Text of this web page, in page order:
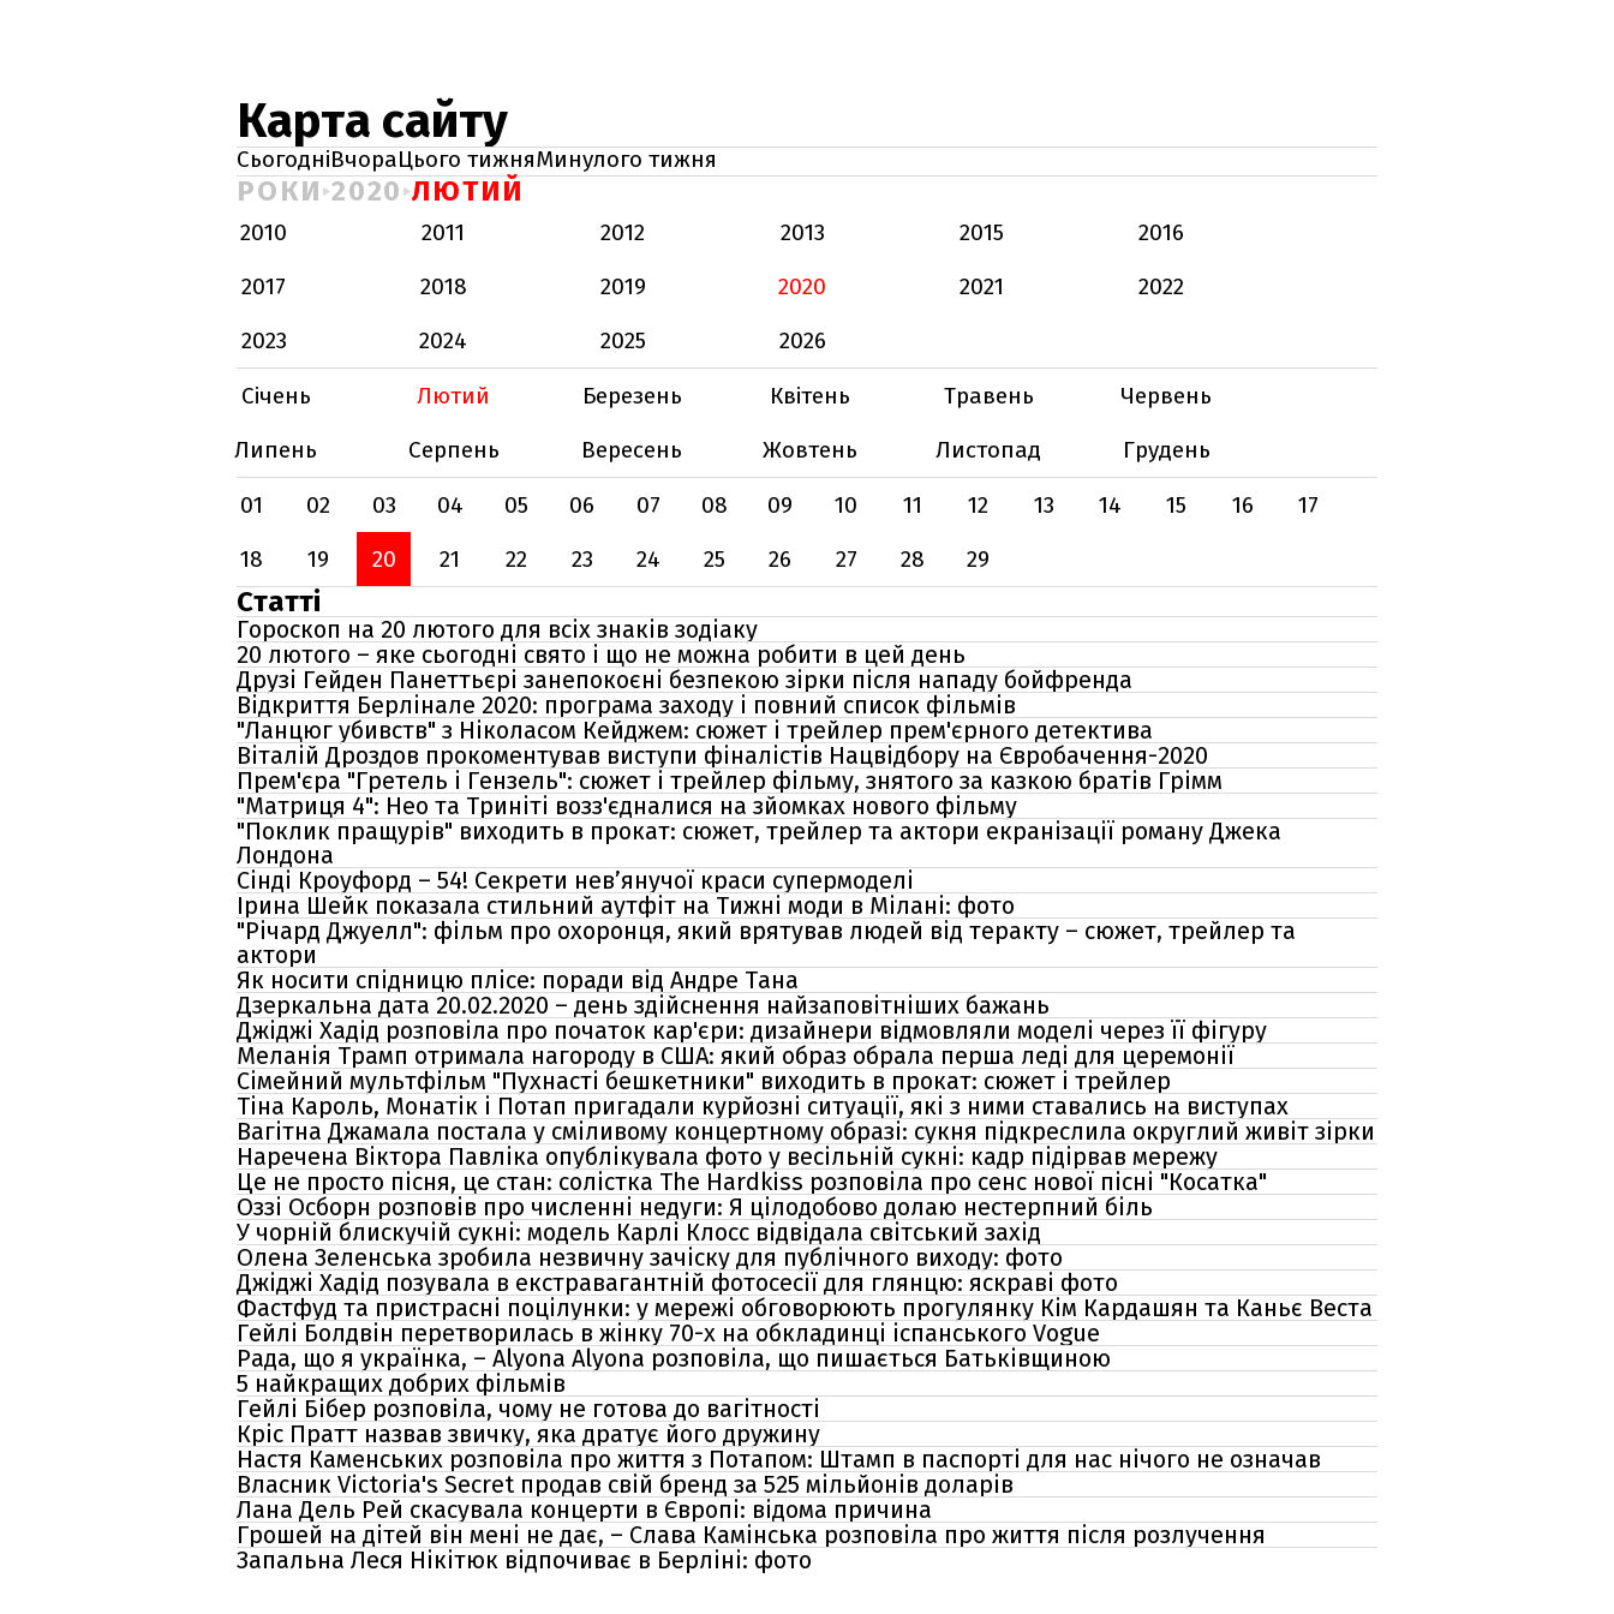
Карта сайту
СьогодніВчораЦього тижняМинулого тижня
РОКИ 2020 ЛЮТИЙ
2010 2011 2012 2013 2015
2016
2017
2018 2019 2020 2021
2022
2023
2024 2025
2026
Січень
Лютий Березень Квітень Травень
Червень
Липень
Серпень Вересень Жовтень Листопад
Грудень
01
02 03 04 05 06 07 08 09 10 11 12 13 14 15 16
17
18
19 20 21 22 23 24 25 26 27 28 29
Статті
Гороскоп на 20 лютого для всіх знаків зодіаку
20 лютого – яке сьогодні свято і що не можна робити в цей день
Друзі Гейден Панеттьєрі занепокоєні безпекою зірки після нападу бойфренда
Відкриття Берлінале 2020: програма заходу і повний список фільмів
"Ланцюг убивств" з Ніколасом Кейджем: сюжет і трейлер прем'єрного детектива
Віталій Дроздов прокоментував виступи фіналістів Нацвідбору на Євробачення-2020
Прем'єра "Гретель і Гензель": сюжет і трейлер фільму, знятого за казкою братів Грімм
"Матриця 4": Нео та Триніті возз'єдналися на зйомках нового фільму
"Поклик пращурів" виходить в прокат: сюжет, трейлер та актори екранізації роману Джека
Лондона
Сінді Кроуфорд – 54! Секрети нев’янучої краси супермоделі
Ірина Шейк показала стильний аутфіт на Тижні моди в Мілані: фото
"Річард Джуелл": фільм про охоронця, який врятував людей від теракту – сюжет, трейлер та
актори
Як носити спідницю плісе: поради від Андре Тана
Дзеркальна дата 20.02.2020 – день здійснення найзаповітніших бажань
Джіджі Хадід розповіла про початок кар'єри: дизайнери відмовляли моделі через її фігуру
Меланія Трамп отримала нагороду в США: який образ обрала перша леді для церемонії
Сімейний мультфільм "Пухнасті бешкетники" виходить в прокат: сюжет і трейлер
Тіна Кароль, Монатік і Потап пригадали курйозні ситуації, які з ними ставались на виступах
Вагітна Джамала постала у сміливому концертному образі: сукня підкреслила округлий живіт зірки
Наречена Віктора Павліка опублікувала фото у весільній сукні: кадр підірвав мережу
Це не просто пісня, це стан: солістка The Hardkiss розповіла про сенс нової пісні "Косатка"
Оззі Осборн розповів про численні недуги: Я цілодобово долаю нестерпний біль
У чорній блискучій сукні: модель Карлі Клосс відвідала світський захід
Олена Зеленська зробила незвичну зачіску для публічного виходу: фото
Джіджі Хадід позувала в екстравагантній фотосесії для глянцю: яскраві фото
Фастфуд та пристрасні поцілунки: у мережі обговорюють прогулянку Кім Кардашян та Каньє Веста
Гейлі Болдвін перетворилась в жінку 70-х на обкладинці іспанського Vogue
Рада, що я українка, – Alyona Alyona розповіла, що пишається Батьківщиною
5 найкращих добрих фільмів
Гейлі Бібер розповіла, чому не готова до вагітності
Кріс Пратт назвав звичку, яка дратує його дружину
Настя Каменських розповіла про життя з Потапом: Штамп в паспорті для нас нічого не означав
Власник Victoria's Secret продав свій бренд за 525 мільйонів доларів
Лана Дель Рей скасувала концерти в Європі: відома причина
Грошей на дітей він мені не дає, – Слава Камінська розповіла про життя після розлучення
Запальна Леся Нікітюк відпочиває в Берліні: фото